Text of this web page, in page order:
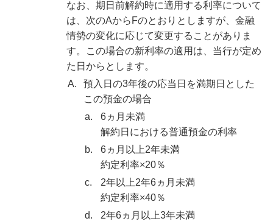
なお、期日前解約時に適用する利率について
は、次のAからFのとおりとしますが、金融
情勢の変化に応じて変更することがありま
す。この場合の新利率の適用は、当行が定め
た日からとします。
A.
預入日の3年後の応当日を満期日とした
この預金の場合
a.
6ヵ月未満
解約日における普通預金の利率
b.
6ヵ月以上2年未満
約定利率×20％
c.
2年以上2年6ヵ月未満
約定利率×40％
d.
2年6ヵ月以上3年未満